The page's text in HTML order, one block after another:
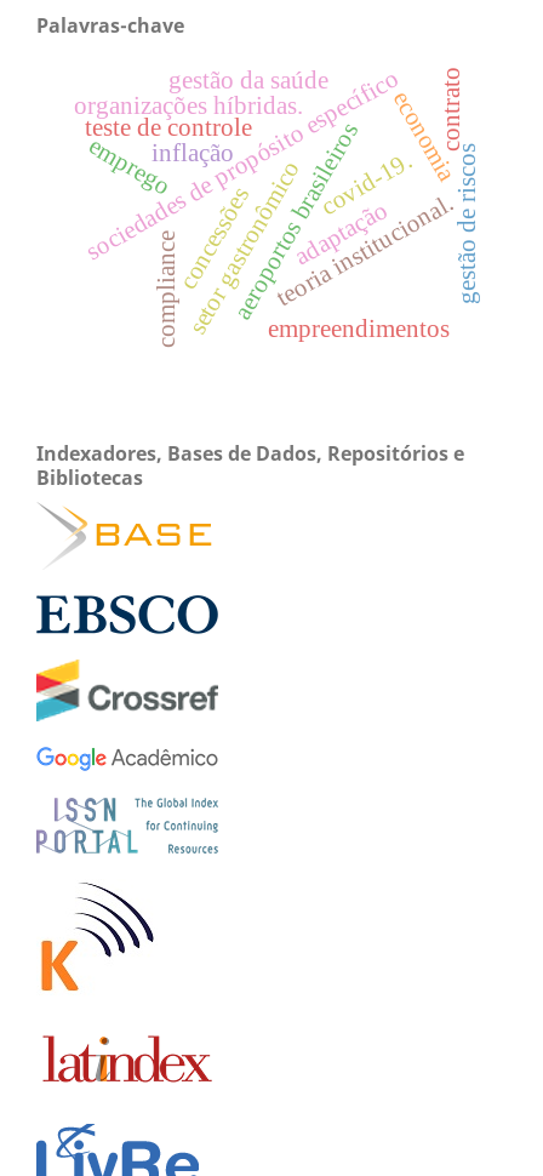
Palavras-chave
covid-19.
concessões
sociedades de propósito específico
aeroportos brasileiros
organizações híbridas.
teoria institucional.
teste de controle
gestão de riscos
compliancesetor gastronômicoadaptação
gestão da saúde
empreendimentos
economia
emprego
contrato
inflação
Indexadores, Bases de Dados, Repositórios e
Bibliotecas